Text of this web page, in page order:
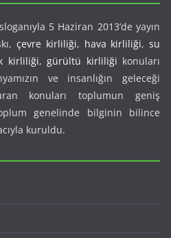
5 Haziran 2013’de yayın
çevre kirliliği, hava kirliliği, su
kirliliği,gürültü kirliliği konuları
ve insanlığın geleceği
konuları toplumun geniş
genelinde bilginin bilince
kuruldu.